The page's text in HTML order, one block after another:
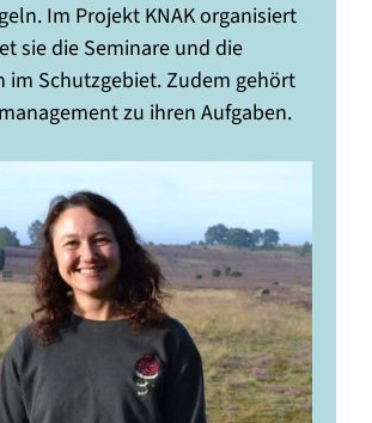
Im Projekt KNAK organisiert
sie die Seminare und die
im Schutzgebiet. Zudem gehört
zu ihren Aufgaben.